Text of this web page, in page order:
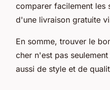
comparer facilement les
d'une livraison gratuite
En somme, trouver le
cher n'est pas
aussi de style et de